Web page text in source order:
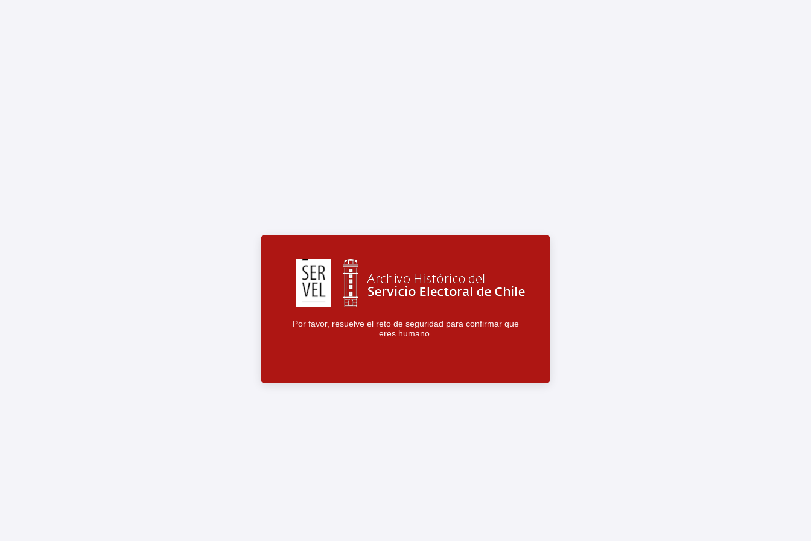
Por favor, resuelve el reto de seguridad para confirmar que
eres humano.